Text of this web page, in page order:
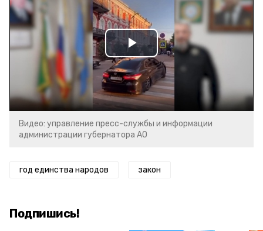
Play
Video
Видео: управление пресс-службы и информации
администрации губернатора АО
год единства народов закон
Подпишись!